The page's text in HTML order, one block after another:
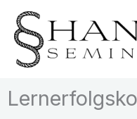
Inhalt
springen